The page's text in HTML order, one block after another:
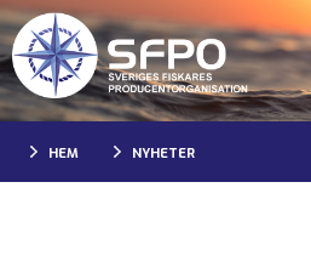
HEM NYHETER